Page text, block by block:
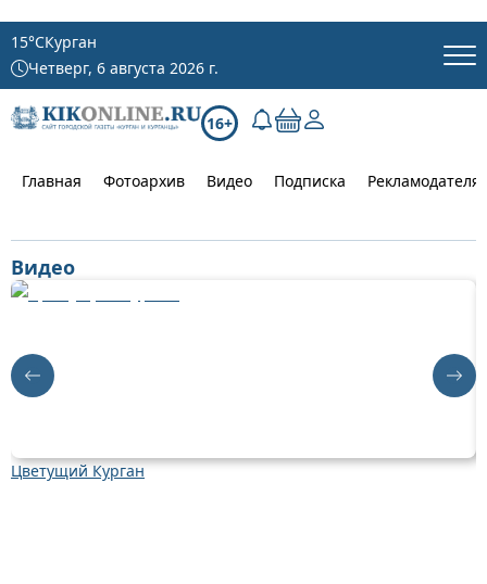
15°CКурган
Четверг, 6 августа 2026 г.
16+
Главная Фотоархив Видео Подписка
Видео
Цветущий Курган